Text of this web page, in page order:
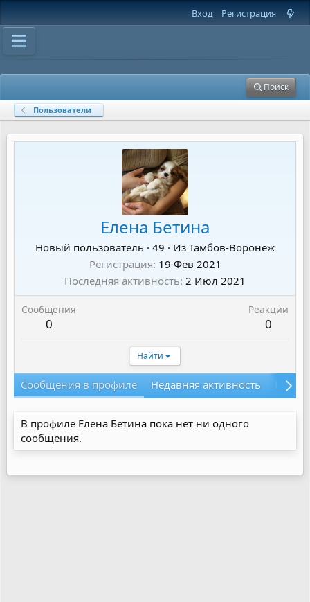
Вход Регистрация
Поиск
Пользователи
Елена Бетина
Новый пользователь · 49 · Из Тамбов-Воронеж
Регистрация 19 Фев 2021
Последняя активность 2 Июл 2021
Сообщения
0
Реакции
0
Найти
Сообщения в профиле Недавняя активность
В профиле Елена Бетина пока нет ни одного
сообщения.